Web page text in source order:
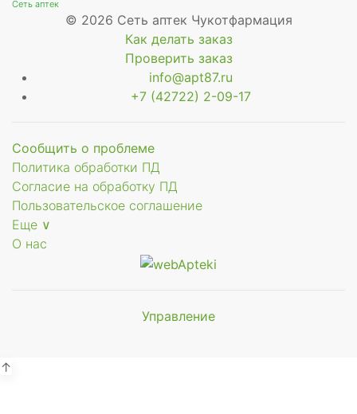
Сеть аптек
© 2026 Сеть аптек Чукотфармация
Как делать заказ
Проверить заказ
info@apt87.ru
+7 (42722) 2-09-17
Сообщить о проблеме
Политика обработки ПД
Согласие на обработку ПД
Пользовательское соглашение
Еще ∨
О нас
Управление
↑
Мы будем